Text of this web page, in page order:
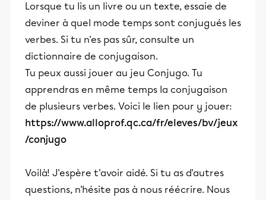
Lorsque tu lis un livre ou un texte, essaie de
deviner à quel mode temps sont conjugués les
verbes. Si tu n'es pas sûr, consulte un
dictionnaire de conjugaison.
Tu peux aussi jouer au jeu Conjugo. Tu
apprendras en même temps la conjugaison
de plusieurs verbes. Voici le lien pour y jouer:
https://www.alloprof.qc.ca/fr/eleves/bv/jeux
/conjugo
Voilà! J'espère t'avoir aidé. Si tu as d'autres
questions, n'hésite pas à nous réécrire. Nous